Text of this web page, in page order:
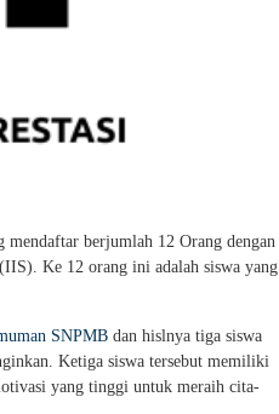
mendaftar berjumlah 12 Orang dengan
Ke 12 orang ini adalah siswa yang
SNPMB dan hislnya tiga siswa
Ketiga siswa tersebut memiliki
yang tinggi untuk meraih cita-